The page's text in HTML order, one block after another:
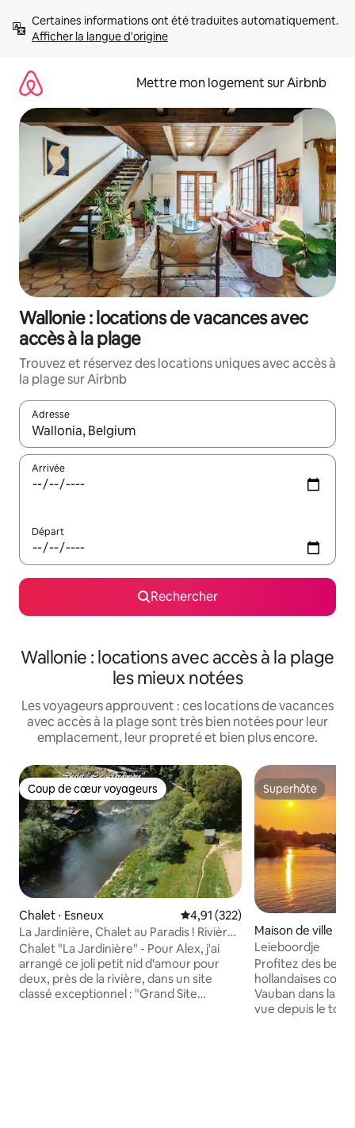
directement
Afficher la langue d'origine
Mettre mon logement sur Airbnb
Wallonie : locations de vacances avec
accès à la plage
Trouvez et réservez des locations uniques avec accès à
la plage sur Airbnb
Adresse
Lorsque les résultats s'affichent, utilisez les flèches vers le
Arrivée
Départ
Rechercher
Wallonie : locations avec accès à la plage
les mieux notées
Les voyageurs approuvent : ces locations de vacances
avec accès à la plage sont très bien notées pour leur
emplacement, leur propreté et bien plus encore.
Coup de cœur voyageurs
Coup de cœur voyageurs
Chalet ⋅ Esneux Évaluation moyenne sur la
4,91 (322)
La Jardinière, Chalet au Paradis ! Rivière
Classée
Chalet "La Jardinière" - Pour Alex, j'ai
arrangé ce joli petit nid d'amour pour
deux, près de la rivière, dans un site
classé exceptionnel : "Grand Site
Superhôte
Superhôte
Maison de ville ⋅
Leieboordje
Profitez des
hollandaises
Vauban dans la
vue depuis le toit